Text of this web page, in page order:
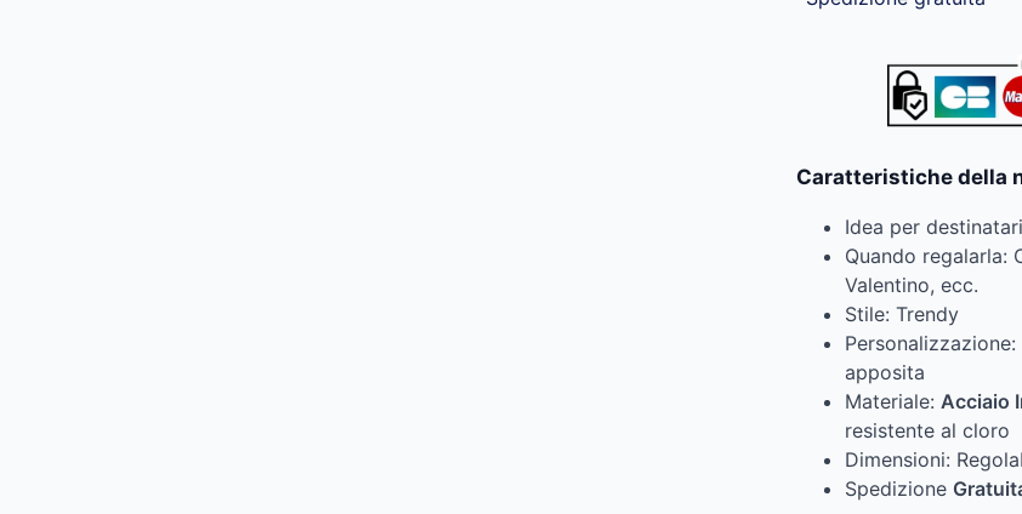
Caratteristiche della
Idea per
Quando regalarla:
Valentino, ecc.
Stile: Trendy
apposita
Materiale: Acciaio
resistente al cloro
Dimensioni:
Spedizione